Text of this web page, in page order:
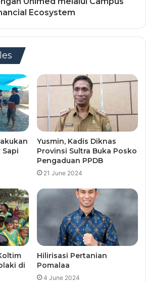
Ecosystem
Sapi
Yusmin, Kadis Diknas
Provinsi Sultra Buka Posko
Pengaduan PPDB
21 June 2024
di
Hilirisasi Pertanian
Pomalaa
4 June 2024